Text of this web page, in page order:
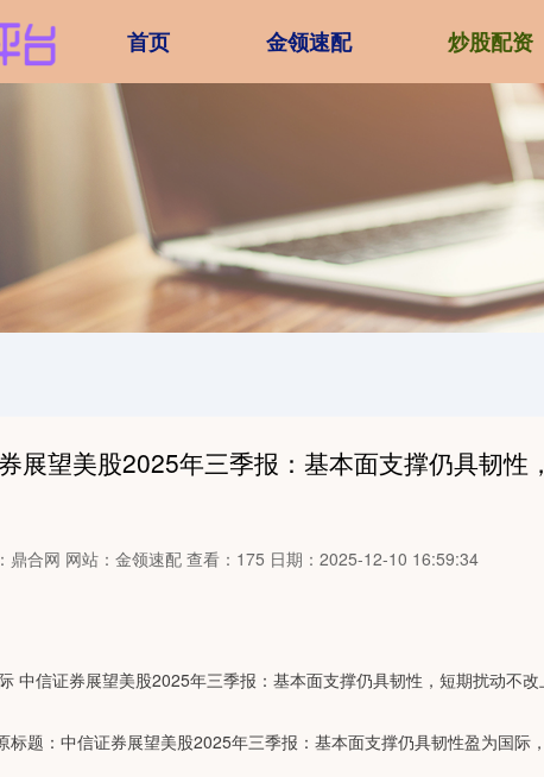
首页 金领速配 炒股配资
展望美股2025年三季报：基本面支撑仍具韧性
鼎合网 网站：金领速配 查看：175 日期：2025-12-10 16:59:34
原标题：中信证券展望美股2025年三季报：基本面支撑仍具韧性盈为国际